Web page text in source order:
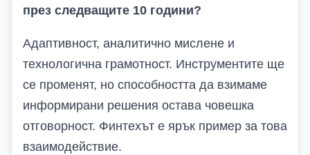
през следващите 10 години?
Адаптивност, аналитично мислене и
технологична грамотност. Инструментите ще
се променят, но способността да взимаме
информирани решения остава човешка
отговорност. Финтехът е ярък пример за това
взаимодействие.